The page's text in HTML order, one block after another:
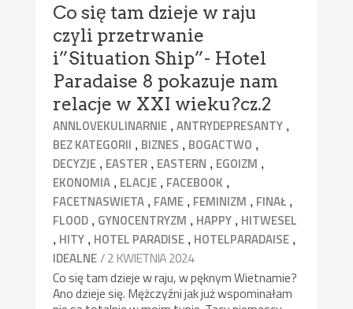
Co się tam dzieje w raju
czyli przetrwanie
i”Situation Ship”- Hotel
Paradaise 8 pokazuje nam
relacje w XXI wieku?cz.2
ANNLOVEKULINARNIE ,ANTRYDEPRESANTY ,
BEZ KATEGORII , BIZNES , BOGACTWO ,
DECYZJE , EASTER , EASTERN , EGOIZM ,
EKONOMIA , ELACJE , FACEBOOK ,
FACETNASWIETA , FAME , FEMINIZM , FINAŁ ,
FLOOD , GYNOCENTRYZM , HAPPY , HITWESEL
, HITY , HOTEL PARADISE , HOTELPARADAISE ,
IDEALNE/ 2 KWIETNIA 2024
Co się tam dzieje w raju, w pęknym Wietnamie?
Ano dzieje się. Mężczyźni jak już wspominałam